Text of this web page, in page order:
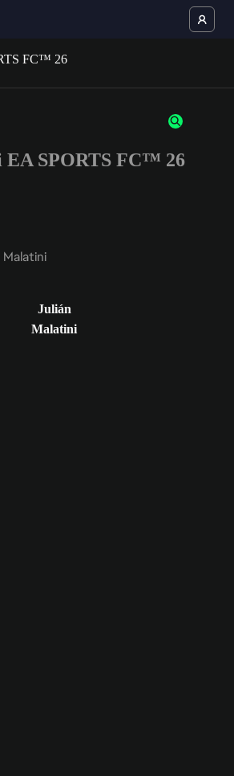
3 Zeichen oder Ziffern ein
SPORTS FC™ 26
Julián
Malatini